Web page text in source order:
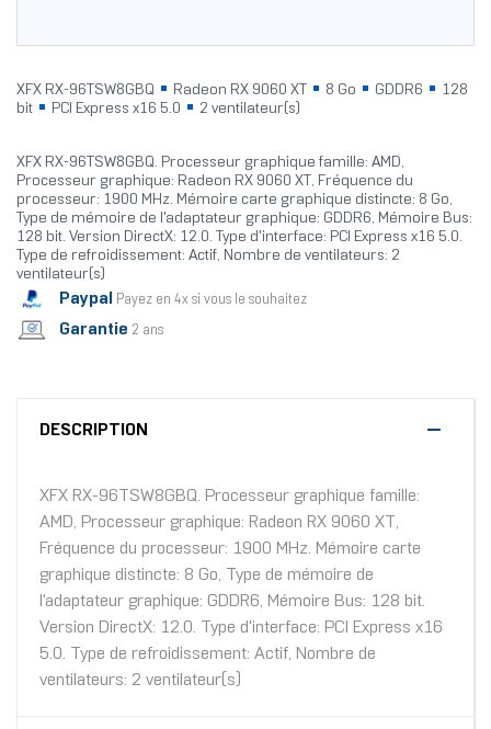
XFX RX-96TSW8GBQ Radeon RX 9060 XT 8 Go GDDR6
128
bit
PCI Express x16 5.0 2 ventilateur(s)
XFX RX-96TSW8GBQ. Processeur graphique famille: AMD,
Processeur graphique: Radeon RX 9060 XT, Fréquence du
processeur: 1900 MHz. Mémoire carte graphique distincte: 8 Go,
Type de mémoire de l'adaptateur graphique: GDDR6, Mémoire Bus:
128 bit. Version DirectX: 12.0. Type d'interface: PCI Express x16 5.0.
Type de refroidissement: Actif, Nombre de ventilateurs: 2
ventilateur(s)
Paypal Payez en 4x si vous le souhaitez
Garantie 2 ans
DESCRIPTION
XFX RX-96TSW8GBQ. Processeur graphique famille:
AMD, Processeur graphique: Radeon RX 9060 XT,
Fréquence du processeur: 1900 MHz. Mémoire carte
graphique distincte: 8 Go, Type de mémoire de
l'adaptateur graphique: GDDR6, Mémoire Bus: 128 bit.
Version DirectX: 12.0. Type d'interface: PCI Express x16
5.0. Type de refroidissement: Actif, Nombre de
ventilateurs: 2 ventilateur(s)